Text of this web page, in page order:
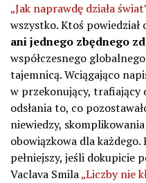
„Jak naprawdę działa
wszystko. Ktoś powiedział
ani jednego zbędnego
współczesnego
tajemnicą. Wciągająco
w przekonujący, trafiający
odsłania to, co
niewiedzy,
obowiązkowa dla
pełniejszy, jeśli dokupicie
Vaclava Smila„Liczby nie